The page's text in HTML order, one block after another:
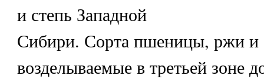
и степь Западной
Сибири. Сорта пшеницы, ржи и
возделываемые в третьей зоне